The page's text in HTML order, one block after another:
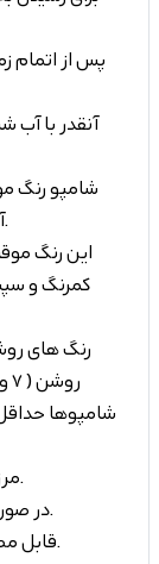
پس از اتمام
آنقدر با آب
آمونیاک و بدون نیاز به اکسیدان می باشد.
کمرنگ و
رنگ های
مرز رویش موها با روغن یا وازلین چرب شود.
در صورت وجود آلرژی از مصرف آن خودداری شود.
قابل مصرف روی موهای مرطوب و تمیز می باشد.